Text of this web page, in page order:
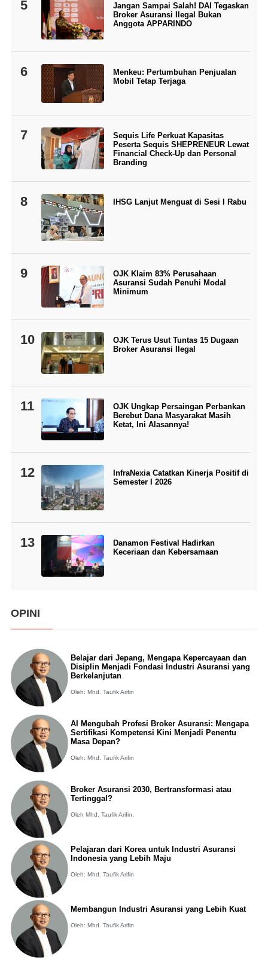
5
Jangan Sampai Salah! DAI Tegaskan
Broker Asuransi Ilegal Bukan
Anggota APPARINDO
6
Menkeu: Pertumbuhan Penjualan
Mobil Tetap Terjaga
7
Sequis Life Perkuat Kapasitas
Peserta Sequis SHEPRENEUR Lewat
Financial Check-Up dan Personal
Branding
8 IHSG Lanjut Menguat di Sesi I Rabu
9
OJK Klaim 83% Perusahaan
Asuransi Sudah Penuhi Modal
Minimum
10
OJK Terus Usut Tuntas 15 Dugaan
Broker Asuransi Ilegal
11
OJK Ungkap Persaingan Perbankan
Berebut Dana Masyarakat Masih
Ketat, Ini Alasannya!
12
InfraNexia Catatkan Kinerja Positif di
Semester I 2026
13
Danamon Festival Hadirkan
Keceriaan dan Kebersamaan
OPINI
Belajar dari Jepang, Mengapa Kepercayaan dan
Disiplin Menjadi Fondasi Industri Asuransi yang
Berkelanjutan
Oleh: Mhd. Taufik Arifin
AI Mengubah Profesi Broker Asuransi: Mengapa
Sertifikasi Kompetensi Kini Menjadi Penentu
Masa Depan?
Oleh: Mhd. Taufik Arifin
Broker Asuransi 2030, Bertransformasi atau
Tertinggal?
Oleh Mhd. Taufik Arifin,
Pelajaran dari Korea untuk Industri Asuransi
Indonesia yang Lebih Maju
Oleh: Mhd. Taufik Arifin
Membangun Industri Asuransi yang Lebih Kuat
Oleh: Mhd. Taufik Arifin